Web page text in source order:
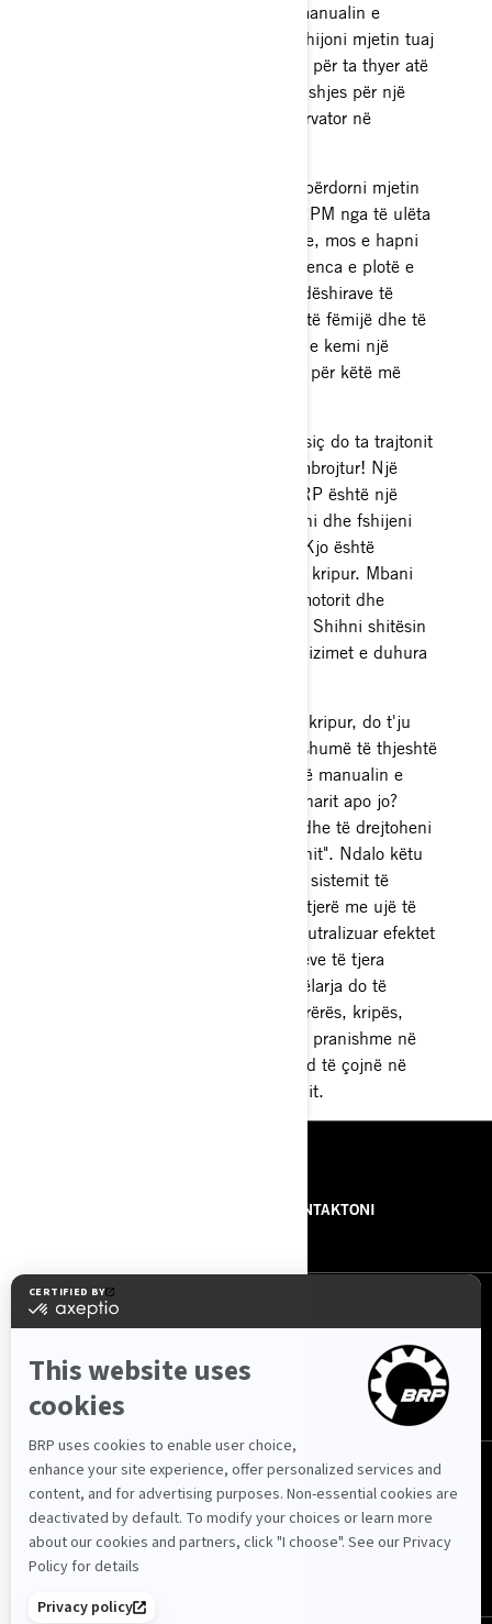
Tani që e keni lexuar plotësisht manualin e
pronarit të Sea-Doo, jeni gati të shijoni mjetin tuaj
të ri ujorë. Është përgjegjësia juaj për ta thyer atë
siç duhet. Ashtu si periudha e prishjes për një
makinë të re, duhet të jeni konservator në
Gjatë kësaj periudhe ju duhet të përdorni mjetin
lundrues në nivele të ndryshme RPM nga të ulëta
në të larta. Gjatë thyerjes fillestare, mos e hapni
plotësisht. Përmbahuni nga frekuenca e plotë e
mbytjes dhe mos i nënshtroheni dëshirave të
pasagjerëve tuaj: "Le ta hapim këtë fëmijë dhe të
shohim se çfarë mund të bëjë!" Ne kemi një
ndjenjë që do të gjeni mjaft kohë për këtë më
Trajtojeni anijen tuaj ujore ashtu siç do ta trajtonit
veten. Mbajeni të pastër dhe të mbrojtur! Një
mbulesë nga tregtari juaj lokal BRP është një
investim i mençur. Shpëlajeni, lani dhe fshijeni
mjetin tuaj ujorë pas përdorimit. Kjo është
thelbësore nëse operoni në ujë të kripur. Mbani
pjesët metalike, komponentët e motorit dhe
pompën të lubrifikuara siç duhet. Shihni shitësin
tuaj të autorizuar të BRP për furnizimet e duhura
Nëse jeni duke operuar në ujë të kripur, do t'ju
duhet të ekzekutoni procedurën shumë të thjeshtë
të shpëlarjes, e cila shpjegohet në manualin e
pronarit. E lexuat manualin e pronarit apo jo?
Nëse jo, do të dëshironi ta gjeni dhe të drejtoheni
te seksioni "Kujdesi pas operacionit". Ndalo këtu
dhe shko ta marrësh. Shpëlarja e sistemit të
shkarkimit dhe komponentëve të tjerë me ujë të
freskët është thelbësore për të neutralizuar efektet
korroduese të kripës ose produkteve të tjera
kimike të pranishme në ujë. Shpëlarja do të
ndihmojë gjithashtu në heqjen e rërës, kripës,
predhave dhe grimcave të tjera të pranishme në
zorrët dhe xhaketat e ujit që mund të çojnë në
mbinxehje të sistemit të shkarkimit.
NA KONTAKTONI